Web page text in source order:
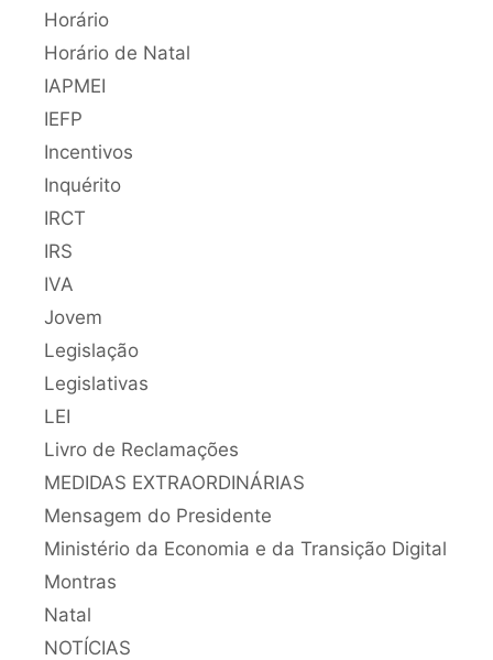
Horário
Horário de Natal
IAPMEI
IEFP
Incentivos
Inquérito
IRCT
IRS
IVA
Jovem
Legislação
Legislativas
LEI
Livro de Reclamações
MEDIDAS EXTRAORDINÁRIAS
Mensagem do Presidente
Ministério da Economia e da Transição Digital
Montras
Natal
NOTÍCIAS